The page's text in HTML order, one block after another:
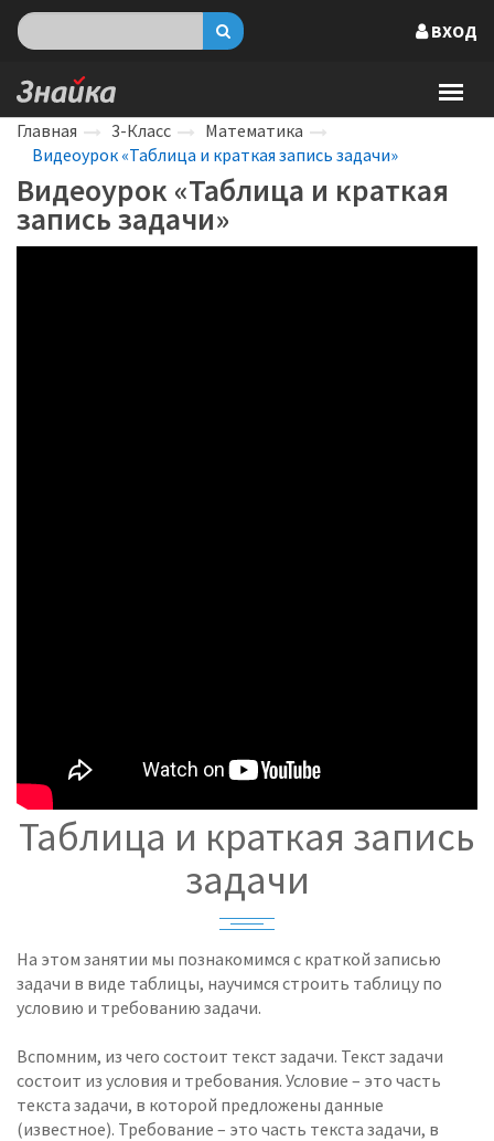
ВХОД
Главная 3-Класс
Математика
Видеоурок «Таблица и краткая запись задачи»
Видеоурок «Таблица и краткая
запись задачи»
Таблица и краткая запись
задачи
На этом занятии мы познакомимся с краткой записью
задачи в виде таблицы, научимся строить таблицу по
условию и требованию задачи.
Вспомним, из чего состоит текст задачи. Текст задачи
состоит из условия и требования. Условие – это часть
текста задачи, в которой предложены данные
(известное). Требование – это часть текста задачи, в